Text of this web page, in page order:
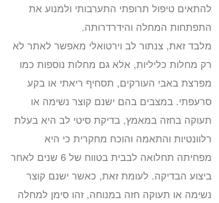
להתאים טיפול תרופתי התערבותי ולמנוע את
התפתחות המחלה והידרדרותה.
מלבד זאת, צנתור לב וירטואלי מאפשר לאתר לא
רק מחלות כליליות, אלא גם מחלות נוספות כמו
מפרצת באבי העורקים, תסחיף ריאתי או בקע
סרעפתי. במצבים בהם ישנם קוצר נשימה או
תעוקה בחזה במאמץ, בדיקת סיטי לב היא בעלת
רלוונטיות והתאמה והוכח מחקרית כי היא
מפחיתה תחלואה לבבית בטווח של 6 שנים לאחר
ביצוע הבדיקה. לעומת זאת, כאשר ישנם קוצר
נשימה או תעוקה חזה במנוחה, זהו סימן למחלה